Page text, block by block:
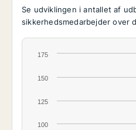
Se udviklingen i antallet af
sikkerhedsmedarbejder over
100
125
150
175